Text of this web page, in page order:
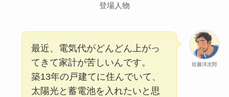
登場人物
佐藤洋次郎
最近、電気代がどんどん上がっ
てきて家計が苦しいんです。
築13年の戸建てに住んでいて、
太陽光と蓄電池を入れたいと思